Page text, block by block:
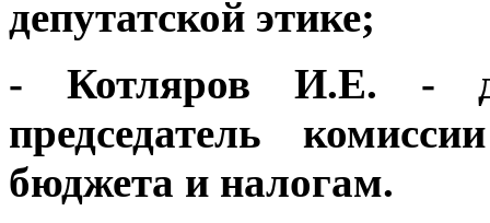
депутатской этике;
- Котляров И.Е. -
председатель
бюджета и налогам.